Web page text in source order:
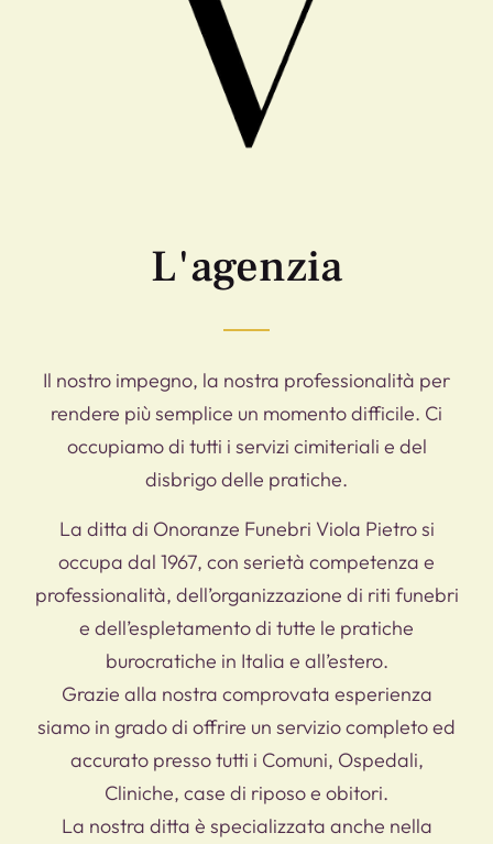
L'agenzia
​Il nostro impegno, la nostra professionalità per
rendere più semplice un momento difficile. Ci
occupiamo di tutti i servizi cimiteriali e del
disbrigo delle pratiche.
La ditta di Onoranze Funebri Viola Pietro si
occupa dal 1967, con serietà competenza e
professionalità, dell’organizzazione di riti funebri
e dell’espletamento di tutte le pratiche
burocratiche in Italia e all’estero.
Grazie alla nostra comprovata esperienza
siamo in grado di offrire un servizio completo ed
accurato presso tutti i Comuni, Ospedali,
Cliniche, case di riposo e obitori.
La nostra ditta è specializzata anche nella